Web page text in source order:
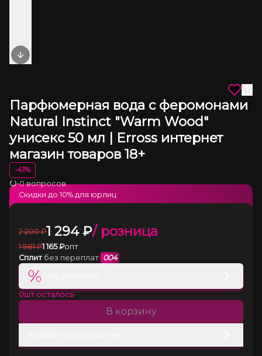
Next slide
Парфюмерная вода с феромонами
Natural Instinct "Warm Wood"
унисекс 50 мл | Erross интернет
магазин товаров 18+
-41%
Загрузка
•0 вопросов
2 200 ₽1 294₽/ розница
1 981 ₽1 165₽опт
Сплит без переплат 004
%
0шт осталось
В корзину
Скидки до 10% для юрлиц